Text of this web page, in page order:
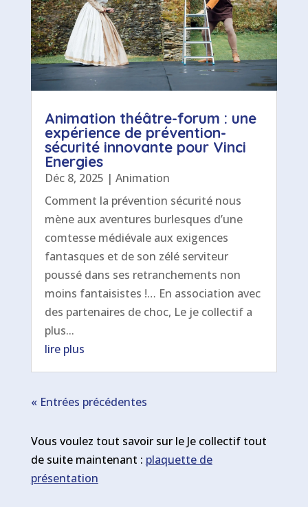
Animation théâtre-forum : une
expérience de prévention-
sécurité innovante pour Vinci
Energies
Déc 8, 2025 | Animation
Comment la prévention sécurité nous
mène aux aventures burlesques d’une
comtesse médiévale aux exigences
fantasques et de son zélé serviteur
poussé dans ses retranchements non
moins fantaisistes !… En association avec
des partenaires de choc, Le je collectif a
plus...
lire plus
« Entrées précédentes
Vous voulez tout savoir sur le Je collectif tout
de suite maintenant : plaquette de
présentation